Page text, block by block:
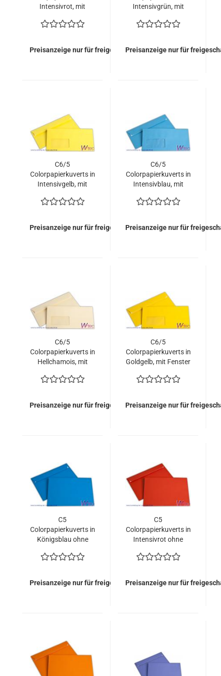
Intensivrot, mit
= 81,00 EURO)
Preisanzeige nur für freigeschaltete Kunden
Intensivgrün, mit
= 81,00 EURO)
Preisanzeige nur für
C6/5
Colorpapierkuverts in
Intensivgelb, mit
= 81,00 EURO)
Preisanzeige nur für freigeschaltete Kunden
C6/5
Colorpapierkuverts in
Intensivblau, mit
= 81,00 EURO)
Preisanzeige nur für
C6/5
Colorpapierkuverts in
Hellchamois, mit
= 81,00 EURO)
Preisanzeige nur für freigeschaltete Kunden
C6/5
Colorpapierkuverts in
Goldgelb, mit Fenster
EURO)
Preisanzeige nur für
C5
Colorpapierkuverts in
Königsblau ohne
= 110,00 EURO)
Preisanzeige nur für freigeschaltete Kunden
C5
Colorpapierkuverts in
Intensivrot ohne
= 110,00 EURO)
Preisanzeige nur für